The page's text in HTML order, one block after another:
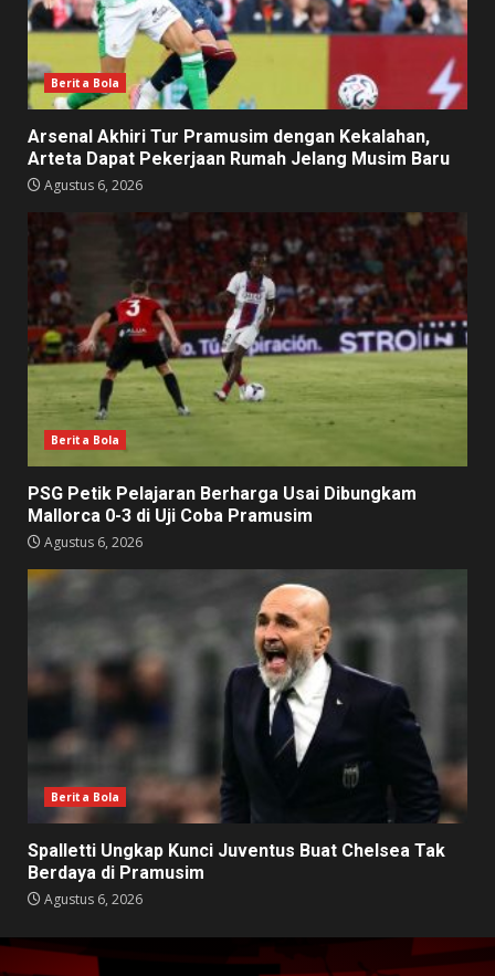
Berita Bola
Arsenal Akhiri Tur Pramusim dengan Kekalahan,
Arteta Dapat Pekerjaan Rumah Jelang Musim Baru
Agustus 6, 2026
Berita Bola
PSG Petik Pelajaran Berharga Usai Dibungkam
Mallorca 0-3 di Uji Coba Pramusim
Agustus 6, 2026
Berita Bola
Spalletti Ungkap Kunci Juventus Buat Chelsea Tak
Berdaya di Pramusim
Agustus 6, 2026